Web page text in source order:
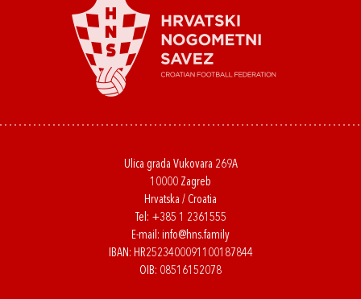
Ulica grada Vukovara 269A
10000 Zagreb
Hrvatska / Croatia
Tel: +385 1 2361555
E-mail: info@hns.family
IBAN: HR2523400091100187844
OIB: 08516152078